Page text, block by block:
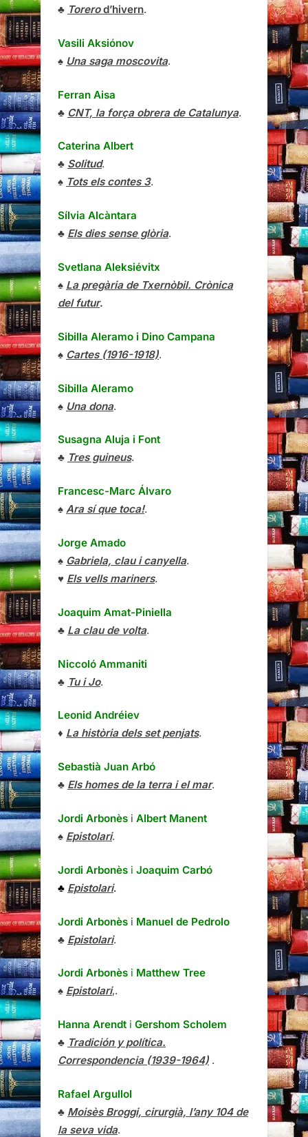
♣ Torerod’hivern.
Vasili Aksiónov
♠ Una saga moscovita.
Ferran Aisa
♣ CNT, la força obrera de Catalunya.
Caterina Albert
♣ Solitud.
♠ Tots els contes 3.
Sílvia Alcàntara
♣ Els dies sense glòria.
Svetlana Aleksiévitx
♠ La pregària de Txernòbil. Crònica
del futur.
Sibilla Aleramo i Dino Campana
♠ Cartes (1916-1918).
Sibilla Aleramo
♠ Una dona.
Susagna Aluja i Font
♣ Tres guineus.
Francesc-Marc Álvaro
♠ Ara sí que toca!.
Jorge Amado
♠ Gabriela, clau i canyella.
♥ Els vells mariners.
Joaquim Amat-Piniella
♣ La clau de volta.
Niccoló Ammaniti
♣ Tu i Jo.
Leonid Andréiev
♦ La història dels set penjats.
Sebastià Juan Arbó
♣ Els homes de la terra i el mar.
Jordi Arbonès i Albert Manent
♠ Epistolari.
Jordi Arbonès i Joaquim Carbó
♣ Epistolari.
Jordi Arbonès i Manuel de Pedrolo
♣ Epistolari.
Jordi Arbonès i Matthew Tree
♠ Epistolari,.
Hanna Arendt i Gershom Scholem
♣ Tradición y política.
Correspondencia (1939-1964) .
Rafael Argullol
♣ Moisès Broggi, cirurgià, l’any 104 de
la seva vida.